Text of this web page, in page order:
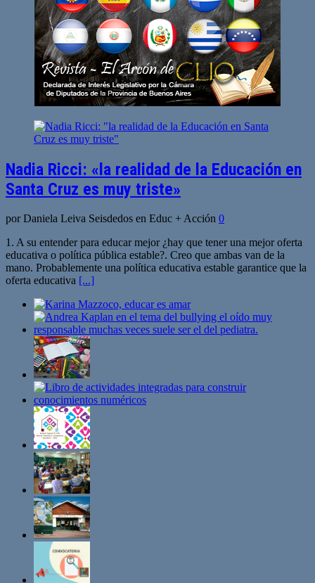
Nadia Ricci: «la realidad de la Educación en
Santa Cruz es muy triste»
por Daniela Leiva Seisdedos en Educ + Acción 0
1. A su entender para educar mejor ¿hay que tener una mejor oferta
educativa o política pública estable?. Creo que ambas van de la
mano. Probablemente una política educativa estable garantice que la
oferta educativa [...]